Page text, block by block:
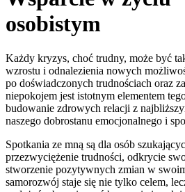
osobistym
Każdy kryzys, choć trudny, może być
wzrostu i odnalezienia nowych
po doświadczonych trudnościach oraz
niepokojem jest istotnym elementem
budowanie zdrowych relacji z
naszego dobrostanu emocjonalnego i
Spotkania ze mną są dla osób
przezwyciężenie trudności, odkrycie
stworzenie pozytywnych zmian w
samorozwój staje się nie tylko celem,